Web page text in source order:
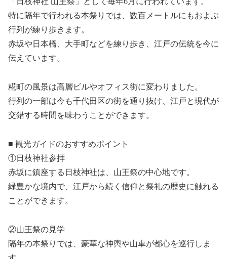
特に隔年で行われる本祭りでは、数百メートルにもおよぶ
行列が練り歩きます。
赤坂や日本橋、大手町などを練り歩き、江戸の伝統を今に
伝えています。
糀町の風景は高層ビルやオフィス街に変わりました。
行列の一部は今も千代田区の街を通り抜け、江戸と現代が
交錯する時間を味わうことができます。
■ 観光ガイドのおすすめポイント
①日枝神社参拝
赤坂に鎮座する日枝神社は、山王祭の中心地です。
緑豊かな境内で、江戸から続く信仰と祭礼の歴史に触れる
ことができます。
②山王祭の見学
隔年の本祭りでは、豪華な神輿や山車が都心を巡行しま